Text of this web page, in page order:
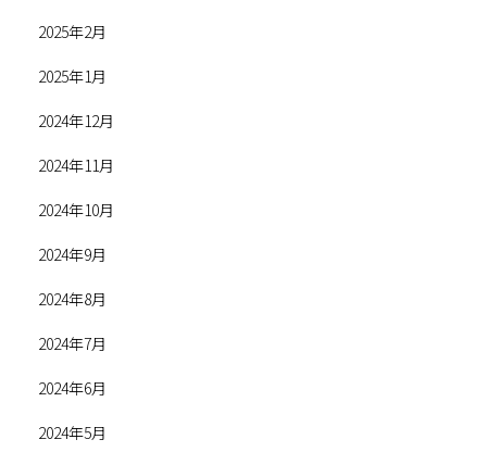
2025年2月
2025年1月
2024年12月
2024年11月
2024年10月
2024年9月
2024年8月
2024年7月
2024年6月
2024年5月